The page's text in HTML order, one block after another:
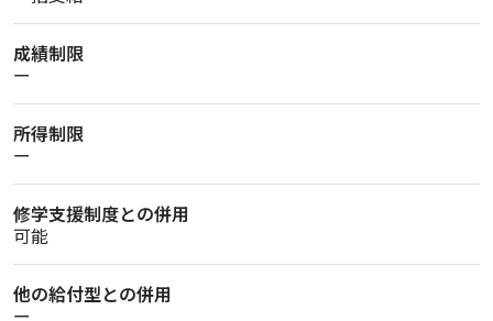
成績制限
ー
所得制限
ー
修学支援制度との併用
可能
他の給付型との併用
ー